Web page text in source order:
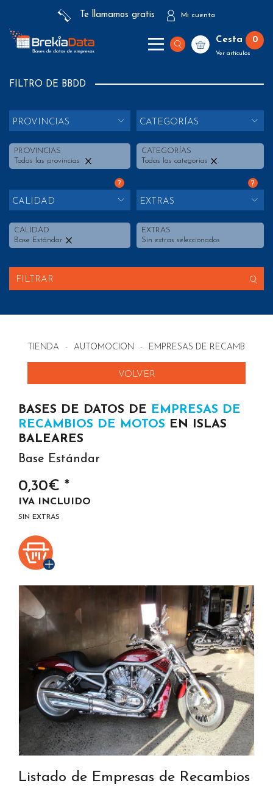
Te llamamos gratis Mi cuenta
Cesta 0
Ver artículos
FILTRO DE BBDD
PROVINCIAS
PROVINCIAS
Todas las provincias
CATEGORÍAS
CATEGORÍAS
Todas las categorías
?
CALIDAD
CALIDAD
Base Estándar
?
EXTRAS
EXTRAS
Sin extras seleccionados
FILTRAR
TIENDA - AUTOMOCIÓN - EMPRESAS DE RECAMBIOS
VOLVER
BASES DE DATOS DE EMPRESAS DE
RECAMBIOS DE MOTOS EN ISLAS
BALEARES
Base Estándar
0,30€ *
IVA INCLUIDO
SIN EXTRAS
Listado de Empresas de Recambios